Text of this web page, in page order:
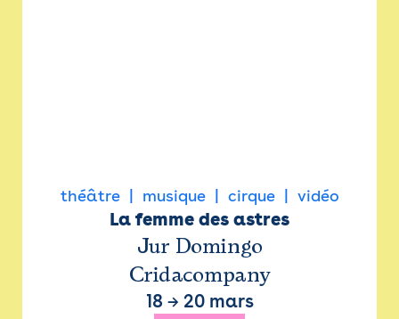
théâtre musique cirque vidéo
La femme des astres
Jur Domingo
Cridacompany
18 → 20 mars